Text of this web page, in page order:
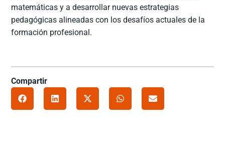
matemáticas y a desarrollar nuevas estrategias
pedagógicas alineadas con los desafíos actuales de la
formación profesional.
Compartir